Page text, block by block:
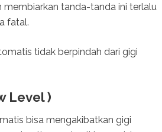
membiarkan tanda-tanda ini terlalu
fatal.
tidak berpindah dari gigi
Level )
bisa mengakibatkan gigi